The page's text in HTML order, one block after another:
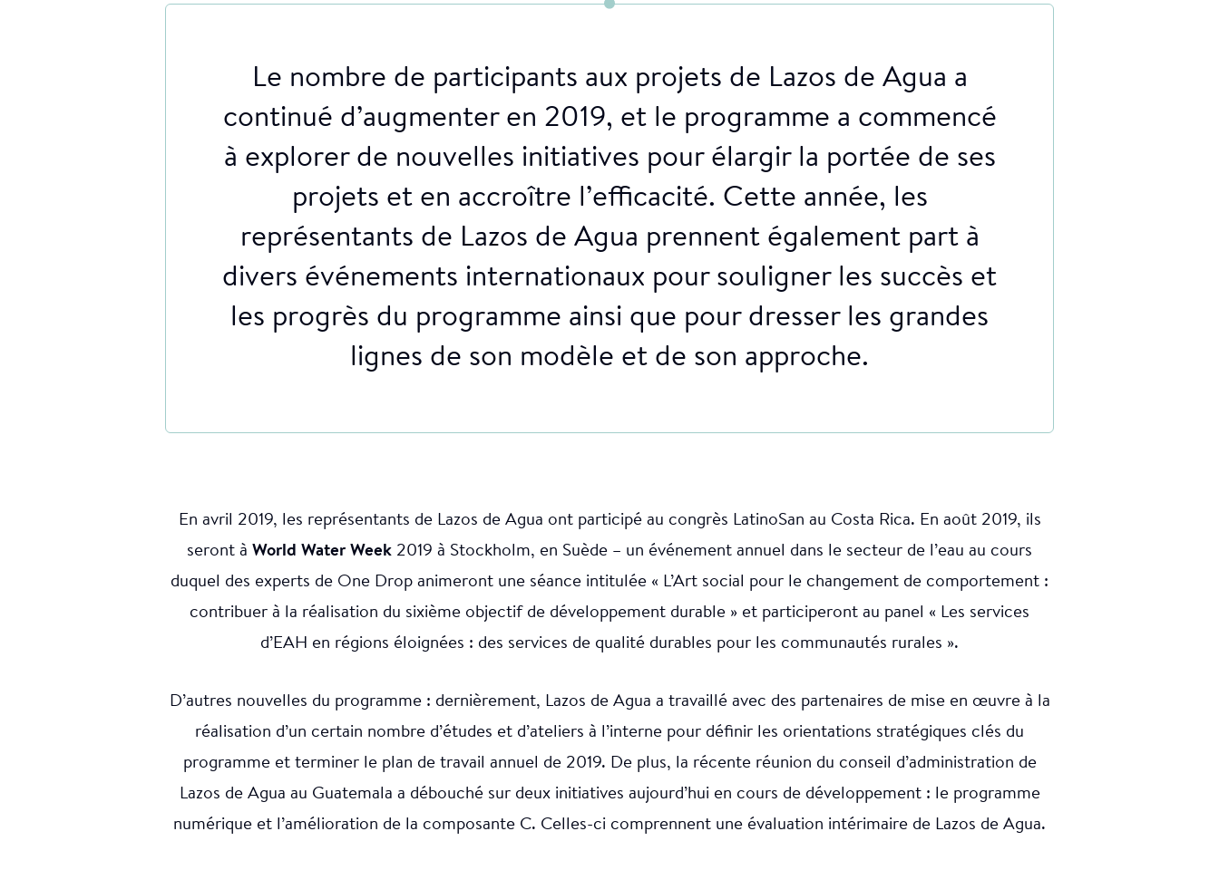
Le nombre de participants aux projets de Lazos de Agua a
continué d’augmenter en 2019, et le programme a commencé
à explorer de nouvelles initiatives pour élargir la portée de ses
projets et en accroître l’efficacité. Cette année, les
représentants de Lazos de Agua prennent également part à
divers événements internationaux pour souligner les succès et
les progrès du programme ainsi que pour dresser les grandes
lignes de son modèle et de son approche.
En avril 2019, les représentants de Lazos de Agua ont participé au congrès LatinoSan au Costa Rica. En août 2019, ils
seront à World Water Week 2019 à Stockholm, en Suède – un événement annuel dans le secteur de l’eau au cours
duquel des experts de One Drop animeront une séance intitulée « L’Art social pour le changement de comportement :
contribuer à la réalisation du sixième objectif de développement durable » et participeront au panel « Les services
d’EAH en régions éloignées : des services de qualité durables pour les communautés rurales ».
D’autres nouvelles du programme : dernièrement, Lazos de Agua a travaillé avec des partenaires de mise en œuvre à la
réalisation d’un certain nombre d’études et d’ateliers à l’interne pour définir les orientations stratégiques clés du
programme et terminer le plan de travail annuel de 2019. De plus, la récente réunion du conseil d’administration de
Lazos de Agua au Guatemala a débouché sur deux initiatives aujourd’hui en cours de développement : le programme
numérique et l’amélioration de la composante C. Celles-ci comprennent une évaluation intérimaire de Lazos de Agua.